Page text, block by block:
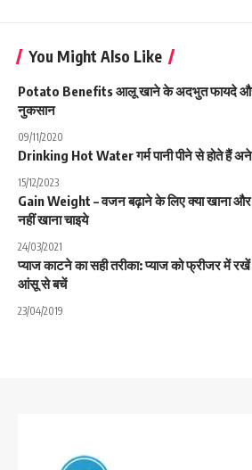
You Might Also Like
Potato Benefits आलू खाने के अदभुत फायदे
नुकसान
09/11/2020
Drinking Hot Water गर्म पानी पीने से होते हैं
15/12/2023
Gain Weight – वजन बढ़ाने के लिए क्या खाना और
नहीं खाना चाइये
24/03/2021
प्याज काटने का सही तरीका: प्याज को फ्रीजर में
आंसू से बचें
23/04/2019